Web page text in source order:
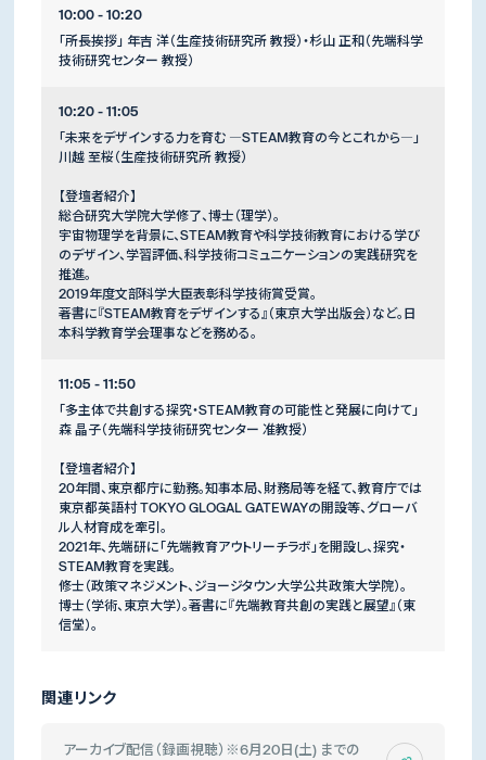
10:00 - 10:20
「所長挨拶」 年吉 洋（生産技術研究所 教授）・杉山 正和（先端科学
技術研究センター 教授）
10:20 - 11:05
「未来をデザインする力を育む ―STEAM教育の今とこれから―」
川越 至桜（生産技術研究所 教授）
【登壇者紹介】
総合研究大学院大学修了、博士（理学）。
宇宙物理学を背景に、STEAM教育や科学技術教育における学び
のデザイン、学習評価、科学技術コミュニケーションの実践研究を
推進。
2019年度文部科学大臣表彰科学技術賞受賞。
著書に『STEAM教育をデザインする』（東京大学出版会）など。日
本科学教育学会理事などを務める。
11:05 - 11:50
「多主体で共創する探究・STEAM教育の可能性と発展に向けて」
森 晶子（先端科学技術研究センター 准教授）
【登壇者紹介】
20年間、東京都庁に勤務。知事本局、財務局等を経て、教育庁では
東京都英語村 TOKYO GLOGAL GATEWAYの開設等、グローバ
ル人材育成を牽引。
2021年、先端研に「先端教育アウトリーチラボ」を開設し、探究・
STEAM教育を実践。
修士（政策マネジメント、ジョージタウン大学公共政策大学院）。
博士（学術、東京大学）。著書に『先端教育共創の実践と展望』（東
信堂）。
関連リンク
アーカイブ配信（録画視聴）※6月20日(土) までの